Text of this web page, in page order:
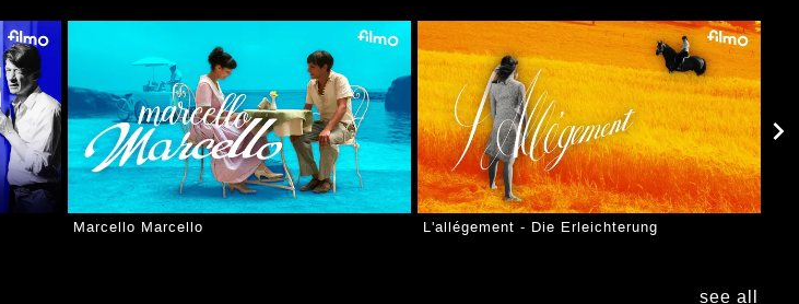
Marcello Marcello L'allégement - Die Erleichterung
see all